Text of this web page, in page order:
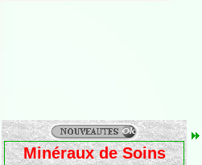
Minéraux de Soins